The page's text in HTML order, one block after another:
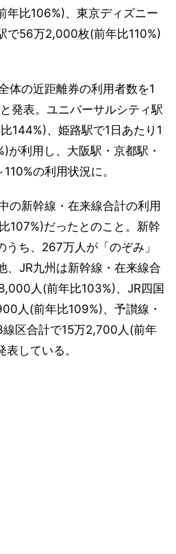
比106%)、東京ディズニー
で56万2,000枚(前年比110%)
体の近距離券の利用者数を1
発表。ユニバーサルシティ駅
144%)、姫路駅で1日あたり1
利用し、大阪駅・京都駅・
の利用状況に。
の新幹線・在来線合計の利用
107%)だったとのこと。新幹
ち、267万人が「のぞみ」
、JR九州は新幹線・在来線合
人(前年比103%)、JR四国
人(前年比109%)、予讃線・
区合計で15万2,700人(前年
している。